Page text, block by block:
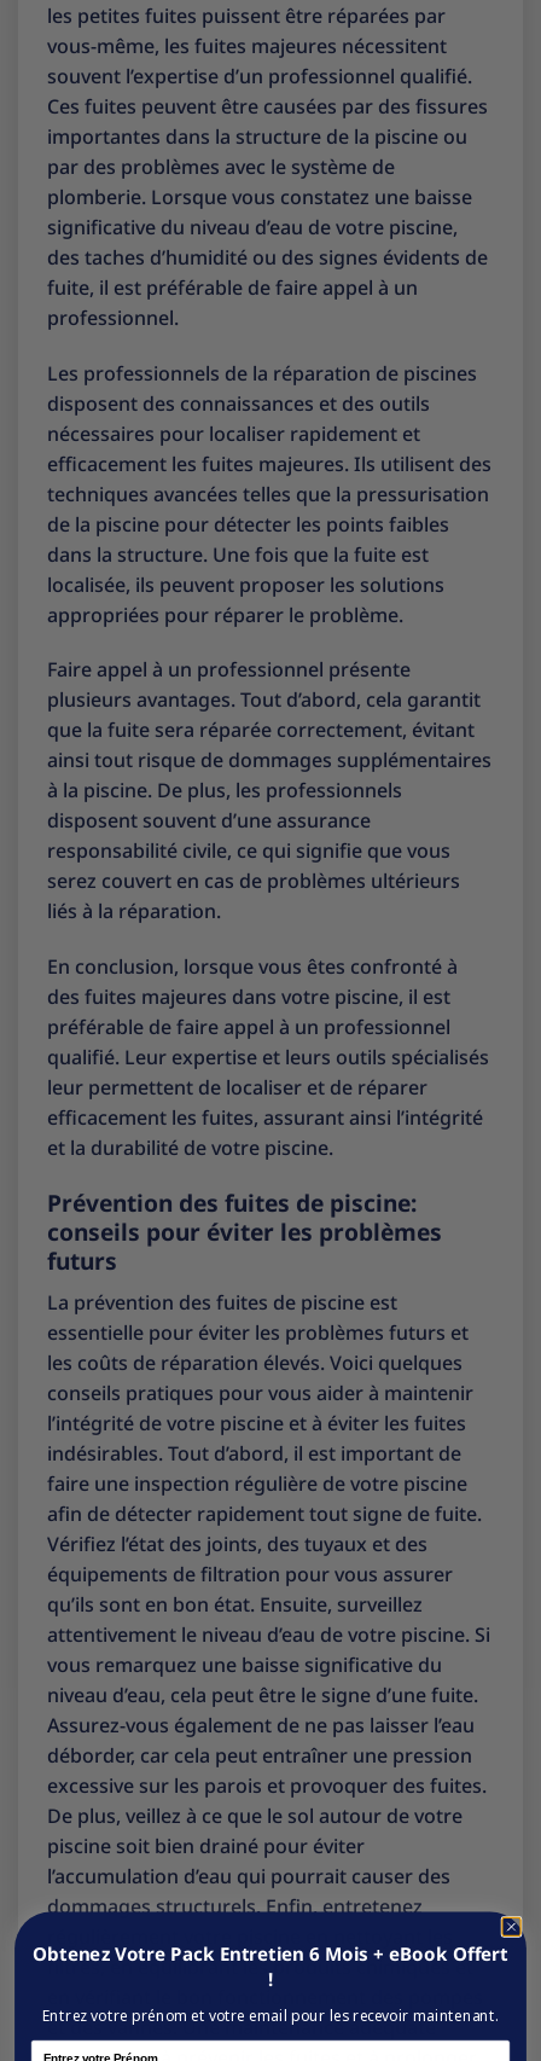
les petites fuites puissent être réparées par
vous-même, les fuites majeures nécessitent
souvent l’expertise d’un professionnel qualifié.
Ces fuites peuvent être causées par des fissures
importantes dans la structure de la piscine ou
par des problèmes avec le système de
plomberie. Lorsque vous constatez une baisse
significative du niveau d’eau de votre piscine,
des taches d’humidité ou des signes évidents de
fuite, il est préférable de faire appel à un
professionnel.
Les professionnels de la réparation de piscines
disposent des connaissances et des outils
nécessaires pour localiser rapidement et
efficacement les fuites majeures. Ils utilisent des
techniques avancées telles que la pressurisation
de la piscine pour détecter les points faibles
dans la structure. Une fois que la fuite est
localisée, ils peuvent proposer les solutions
appropriées pour réparer le problème.
Faire appel à un professionnel présente
plusieurs avantages. Tout d’abord, cela garantit
que la fuite sera réparée correctement, évitant
ainsi tout risque de dommages supplémentaires
à la piscine. De plus, les professionnels
disposent souvent d’une assurance
responsabilité civile, ce qui signifie que vous
serez couvert en cas de problèmes ultérieurs
liés à la réparation.
En conclusion, lorsque vous êtes confronté à
des fuites majeures dans votre piscine, il est
préférable de faire appel à un professionnel
qualifié. Leur expertise et leurs outils spécialisés
leur permettent de localiser et de réparer
efficacement les fuites, assurant ainsi l’intégrité
et la durabilité de votre piscine.
Prévention des fuites de piscine:
conseils pour éviter les problèmes
futurs
La prévention des fuites de piscine est
essentielle pour éviter les problèmes futurs et
les coûts de réparation élevés. Voici quelques
conseils pratiques pour vous aider à maintenir
l’intégrité de votre piscine et à éviter les fuites
indésirables. Tout d’abord, il est important de
faire une inspection régulière de votre piscine
afin de détecter rapidement tout signe de fuite.
Vérifiez l’état des joints, des tuyaux et des
équipements de filtration pour vous assurer
qu’ils sont en bon état. Ensuite, surveillez
attentivement le niveau d’eau de votre piscine. Si
vous remarquez une baisse significative du
niveau d’eau, cela peut être le signe d’une fuite.
Assurez-vous également de ne pas laisser l’eau
déborder, car cela peut entraîner une pression
excessive sur les parois et provoquer des fuites.
De plus, veillez à ce que le sol autour de votre
piscine soit bien drainé pour éviter
l’accumulation d’eau qui pourrait causer des
dommages structurels. Enfin, entretenez
filtres, en équilibrant les produits chimiques et
en vérifiant le bon fonctionnement des pompes
et des vannes. Une maintenance adéquate
Obtenez Votre Pack Entretien 6 Mois + eBook Offert
!
Entrez votre prénom et votre email pour les recevoir maintenant.
Name